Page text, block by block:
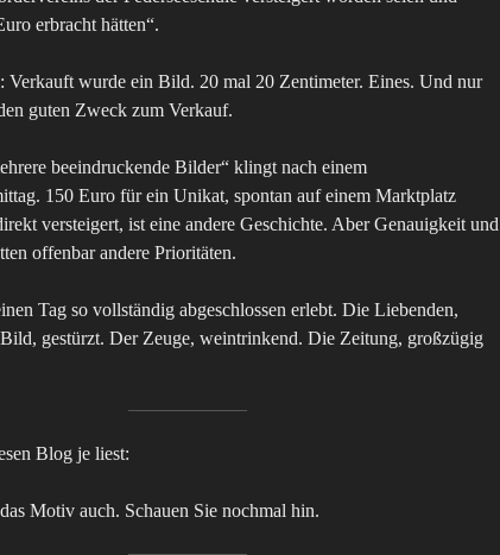
erbracht hätten“.
Verkauft wurde ein Bild. 20 mal 20 Zentimeter. Eines. Und nur
guten Zweck zum Verkauf.
beeindruckende Bilder“ klingt nach einem
150 Euro für ein Unikat, spontan auf einem Marktplatz
versteigert, ist eine andere Geschichte. Aber Genauigkeit und
offenbar andere Prioritäten.
Tag so vollständig abgeschlossen erlebt. Die Liebenden,
gestürzt. Der Zeuge, weintrinkend. Die Zeitung, großzügig
Blog je liest:
Motiv auch. Schauen Sie nochmal hin.